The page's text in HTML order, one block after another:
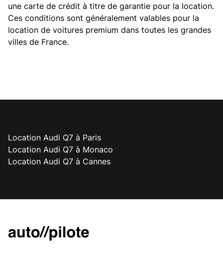
une carte de crédit à titre de garantie pour la location.
Ces conditions sont généralement valables pour la
location de voitures premium dans toutes les grandes
villes de France.
Location Audi Q7 à Paris
Location Audi Q7 à Monaco
Location Audi Q7 à Cannes